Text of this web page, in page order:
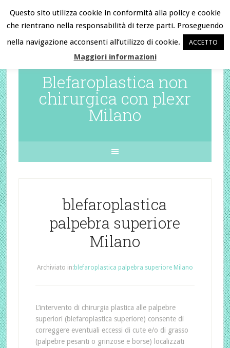
Chiama ora e prenota la tua visita
al345.6296226
Blefaroplastica non
chirurgica con plexr
Milano
blefaroplastica
palpebra superiore
Milano
Archiviato in:blefaroplastica palpebra superiore Milano
L’intervento di chirurgia plastica alle palpebre
superiori (blefaroplastica superiore) consente di
correggere eventuali eccessi di cute e/o di grasso
(palpebre pesanti o grinzose e borse) localizzati
Questo sito utilizza cookie in conformità alla policy e cookie
che rientrano nella responsabilità di terze parti. Proseguendo
nella navigazione acconsenti all’utilizzo di cookie.
ACCETTO
Maggiori informazioni